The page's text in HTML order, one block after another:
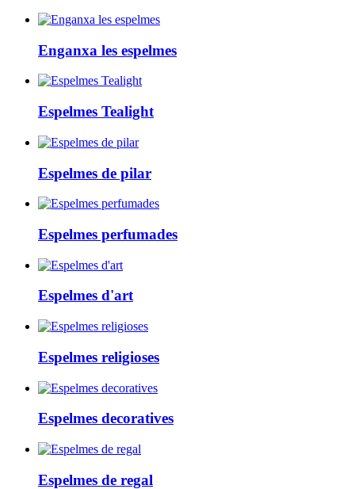
Enganxa les espelmes
Espelmes Tealight
Espelmes de pilar
Espelmes perfumades
Espelmes d'art
Espelmes religioses
Espelmes decoratives
Espelmes de regal